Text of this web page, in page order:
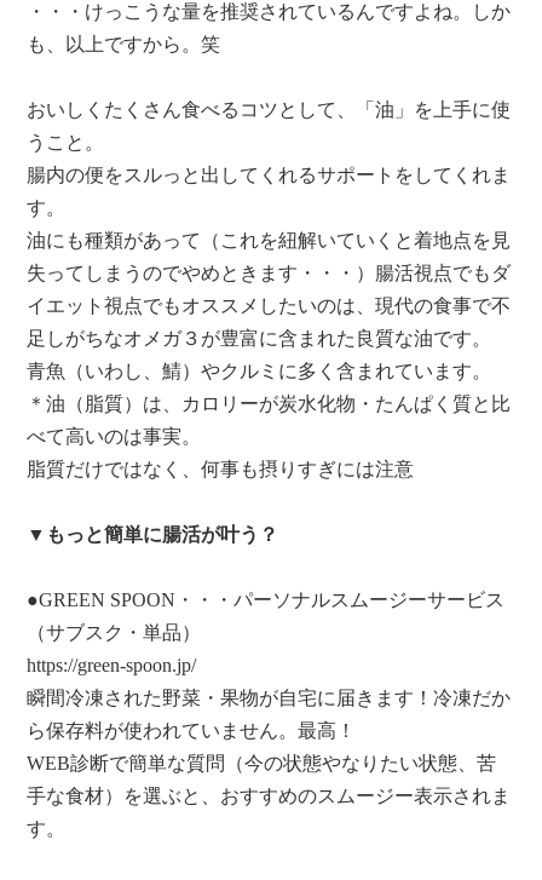
・・・けっこうな量を推奨されているんですよね。しか
も、以上ですから。笑
おいしくたくさん食べるコツとして、「油」を上手に使
うこと。
腸内の便をスルっと出してくれるサポートをしてくれま
す。
油にも種類があって（これを紐解いていくと着地点を見
失ってしまうのでやめときます・・・）腸活視点でもダ
イエット視点でもオススメしたいのは、現代の食事で不
足しがちなオメガ３が豊富に含まれた良質な油です。
青魚（いわし、鯖）やクルミに多く含まれています。
＊油（脂質）は、カロリーが炭水化物・たんぱく質と比
べて高いのは事実。
脂質だけではなく、何事も摂りすぎには注意
▼もっと簡単に腸活が叶う？
●GREEN SPOON・・・パーソナルスムージーサービス
（サブスク・単品）
https://green-spoon.jp/
瞬間冷凍された野菜・果物が自宅に届きます！冷凍だか
ら保存料が使われていません。最高！
WEB診断で簡単な質問（今の状態やなりたい状態、苦
手な食材）を選ぶと、おすすめのスムージー表示されま
す。